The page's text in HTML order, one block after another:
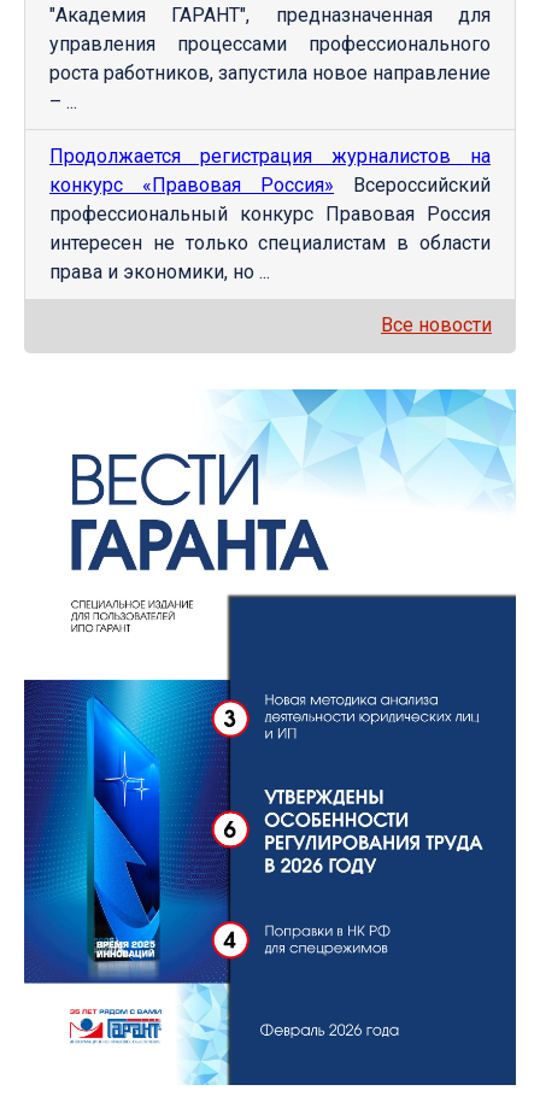
"Академия ГАРАНТ", предназначенная для
управления процессами профессионального
роста работников, запустила новое направление
– ...
Продолжается регистрация журналистов на
конкурс «Правовая Россия» Всероссийский
профессиональный конкурс Правовая Россия
интересен не только специалистам в области
права и экономики, но ...
Все новости